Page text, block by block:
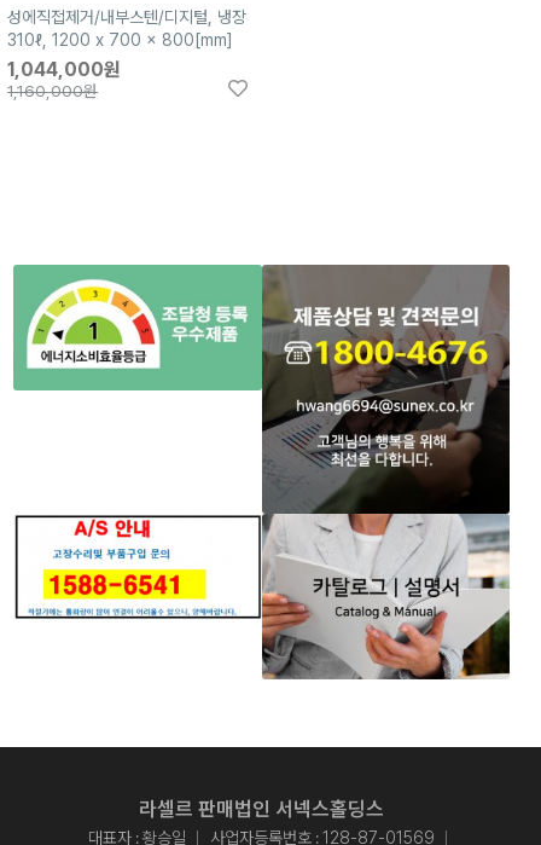
성에직접제거/내부스텐/디지털, 냉장
310ℓ, 1200 x 700 x 800[mm]
1,044,000원
1,160,000원
라셀르 판매법인 서넥스홀딩스
대표자 : 황승일 사업자등록번호 : 128-87-01569